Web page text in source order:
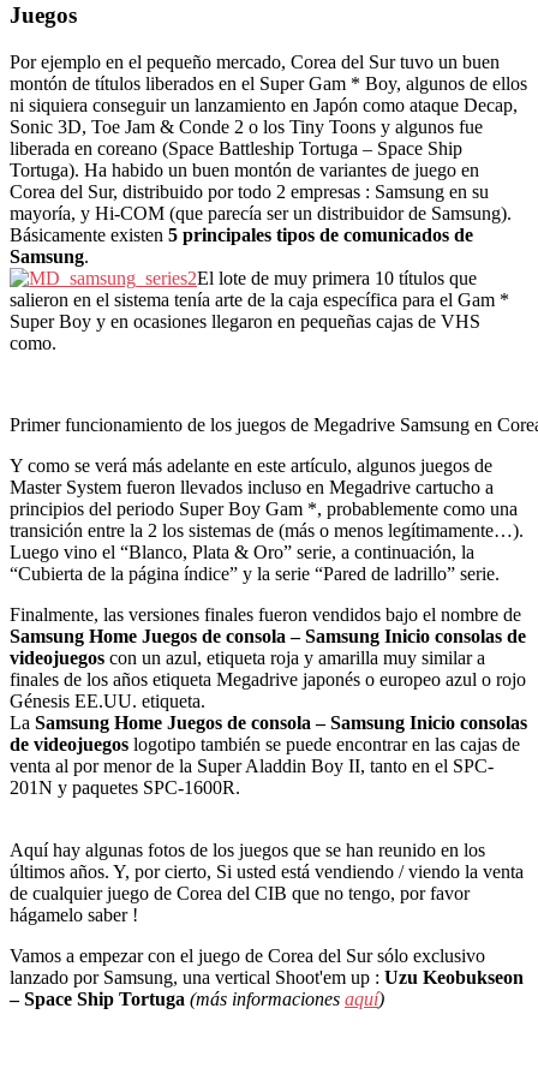
Juegos
Por ejemplo en el pequeño mercado, Corea del Sur tuvo un buen
montón de títulos liberados en el Super Gam * Boy, algunos de ellos
ni siquiera conseguir un lanzamiento en Japón como ataque Decap,
Sonic 3D, Toe Jam & Conde 2 o los Tiny Toons y algunos fue
liberada en coreano (Space Battleship Tortuga – Space Ship
Tortuga). Ha habido un buen montón de variantes de juego en
Corea del Sur, distribuido por todo 2 empresas : Samsung en su
mayoría, y Hi-COM (que parecía ser un distribuidor de Samsung).
Básicamente existen 5 principales tipos de comunicados de
Samsung.
El lote de muy primera 10 títulos que
salieron en el sistema tenía arte de la caja específica para el Gam *
Super Boy y en ocasiones llegaron en pequeñas cajas de VHS
como.
Primer funcionamiento de los juegos de Megadrive Samsung en
Y como se verá más adelante en este artículo, algunos juegos de
Master System fueron llevados incluso en Megadrive cartucho a
principios del periodo Super Boy Gam *, probablemente como una
transición entre la 2 los sistemas de (más o menos legítimamente…).
Luego vino el “Blanco, Plata & Oro” serie, a continuación, la
“Cubierta de la página índice” y la serie “Pared de ladrillo” serie.
Finalmente, las versiones finales fueron vendidos bajo el nombre de
Samsung Home Juegos de consola – Samsung Inicio consolas de
videojuegos con un azul, etiqueta roja y amarilla muy similar a
finales de los años etiqueta Megadrive japonés o europeo azul o rojo
Génesis EE.UU. etiqueta.
La Samsung Home Juegos de consola – Samsung Inicio consolas
de videojuegos logotipo también se puede encontrar en las cajas de
venta al por menor de la Super Aladdin Boy II, tanto en el SPC-
201N y paquetes SPC-1600R.
Aquí hay algunas fotos de los juegos que se han reunido en los
últimos años. Y, por cierto, Si usted está vendiendo / viendo la venta
de cualquier juego de Corea del CIB que no tengo, por favor
hágamelo saber !
Vamos a empezar con el juego de Corea del Sur sólo exclusivo
lanzado por Samsung, una vertical Shoot'em up : Uzu Keobukseon
– Space Ship Tortuga (más informaciones aquí)